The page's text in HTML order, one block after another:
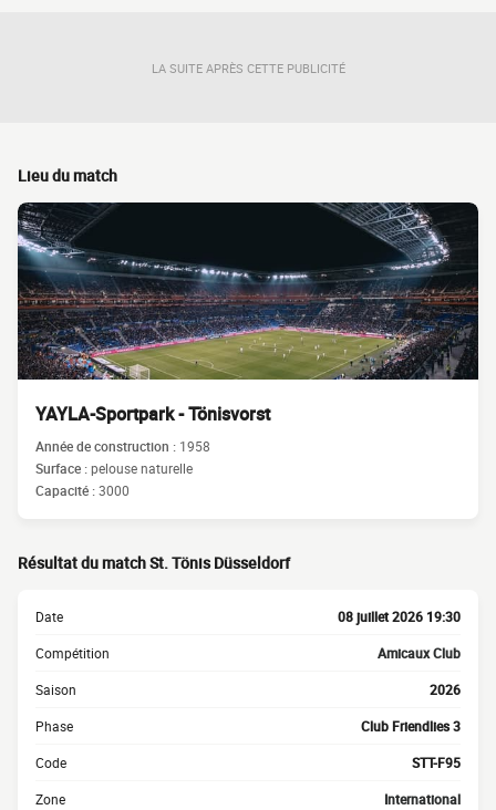
LA SUITE APRÈS CETTE PUBLICITÉ
Lieu du match
YAYLA-Sportpark - Tönisvorst
Année de construction : 1958
Surface :pelouse naturelle
Capacité :3000
Résultat du match St. Tönis Düsseldorf
Date 08 juillet 2026 19:30
Compétition Amicaux Club
Saison 2026
Phase Club Friendlies 3
Code STT-F95
Zone International